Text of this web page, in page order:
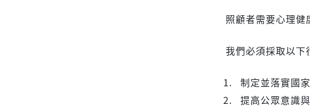
照顧者需要心理健
我們必須採取以下
制定並落實國
提高公眾意識